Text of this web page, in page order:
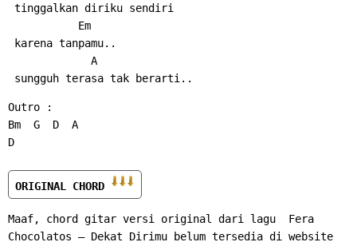
tinggalkan diriku sendiri
           Em
karena tanpamu..
             A
sungguh terasa tak berarti..
Outro :
Bm  G  D  A
D
ORIGINAL CHORD
Maaf, chord gitar versi original dari lagu  Fera
Chocolatos – Dekat Dirimu belum tersedia di website